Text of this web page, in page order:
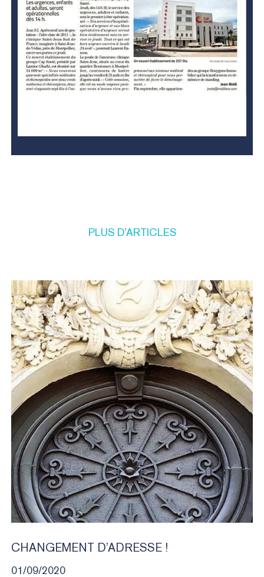
MÉDECINE ESTHÉTIQUE
PLUS D’ARTICLES
CHANGEMENT D’ADRESSE !
01/09/2020